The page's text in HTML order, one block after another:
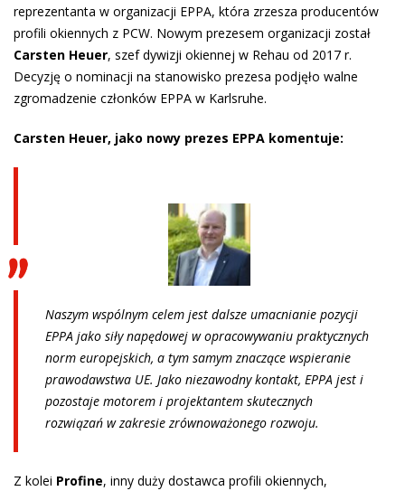
reprezentanta w organizacji EPPA, która zrzesza producentów
profili okiennych z PCW. Nowym prezesem organizacji został
Carsten Heuer, szef dywizji okiennej w Rehau od 2017 r.
Decyzję o nominacji na stanowisko prezesa podjęło walne
zgromadzenie członków EPPA w Karlsruhe.
Carsten Heuer, jako nowy prezes EPPA komentuje:
Naszym wspólnym celem jest dalsze umacnianie pozycji
EPPA jako siły napędowej w opracowywaniu praktycznych
norm europejskich, a tym samym znaczące wspieranie
prawodawstwa UE. Jako niezawodny kontakt, EPPA jest i
pozostaje motorem i projektantem skutecznych
rozwiązań w zakresie zrównoważonego rozwoju.
Z kolei Profine, inny duży dostawca profili okiennych,